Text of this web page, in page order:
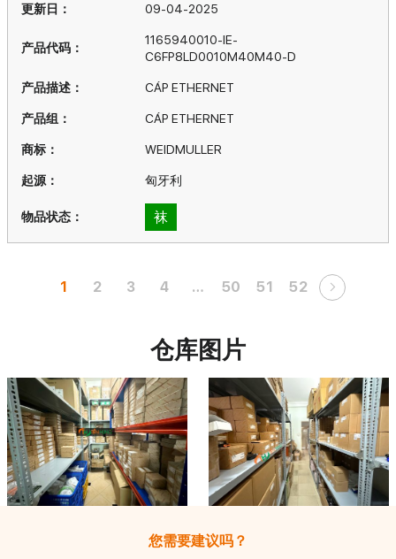
09-04-2025
1165940010-IE-
C6FP8LD0010M40M40-D
CÁP ETHERNET
CÁP ETHERNET
WEIDMULLER
匈牙利
袜
1 2 3 4 … 50 51 52
仓库图片
您需要建议吗？